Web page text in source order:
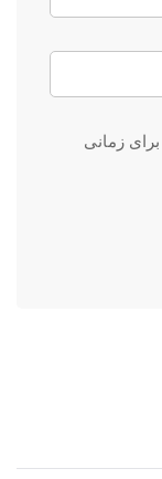
زمانی